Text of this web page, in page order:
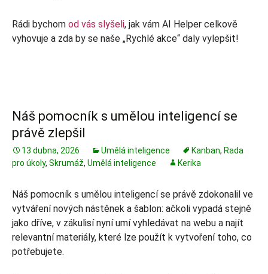
Rádi bychom od vás slyšeli, jak vám AI Helper celkově
vyhovuje a zda by se naše „Rychlé akce“ daly vylepšit!
Náš pomocník s umělou inteligencí se
právě zlepšil
13 dubna, 2026 Umělá inteligence Kanban, Rada
pro úkoly, Skrumáž, Umělá inteligence Kerika
Náš pomocník s umělou inteligencí se právě zdokonalil ve
vytváření nových nástěnek a šablon: ačkoli vypadá stejně
jako dříve, v zákulisí nyní umí vyhledávat na webu a najít
relevantní materiály, které lze použít k vytvoření toho, co
potřebujete.